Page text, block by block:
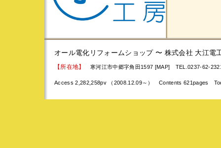
オール電化リフォームショップ 〜 株式会社 大江電
【所在地】 寒河江市中郷字角田1597 [MAP] TEL.0237-62-
Access 2,282,258pv （2008.12.09～） Contents 621pages